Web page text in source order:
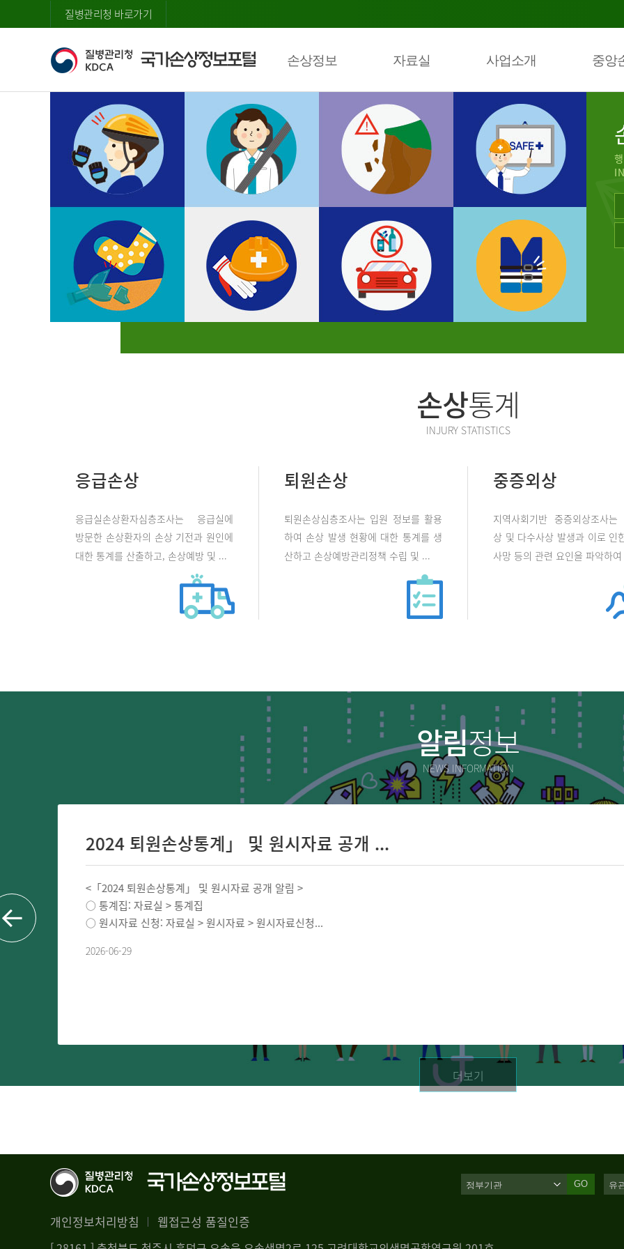
질병관리청 바로가기
손상정보 자료실 사업소개 중앙
손상통계
INJURY STATISTICS
응급손상
응급실손상환자심층조사는 응급실에
방문한 손상환자의 손상 기전과 원인에
대한 통계를 산출하고, 손상예방 및 ...
퇴원손상
퇴원손상심층조사는 입원 정보를 활용
하여 손상 발생 현황에 대한 통계를 생
산하고 손상예방관리정책 수립 및 ...
중증외상
지역사회기반 중증외상조사는
상 및 다수사상 발생과 이로 인
사망 등의 관련 요인을 파악하
알림정보
NEWS INFORMATION
2024 퇴원손상통계」 및 원시자료 공개 ...
<「2024 퇴원손상통계」 및 원시자료 공개 알림 >
○ 통계집: 자료실 > 통계집
○ 원시자료 신청: 자료실 > 원시자료 > 원시자료신청...
2026-06-29
더보기
개인정보처리방침 웹접근성 품질인증
GO